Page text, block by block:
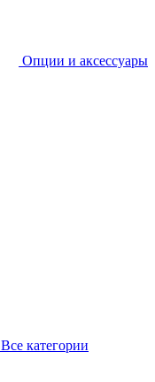
Опции и аксессуары
Все категории